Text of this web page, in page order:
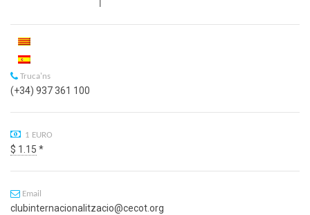
Truca'ns
(+34) 937 361 100
1 EURO
$ 1.15 *
Email
clubinternacionalitzacio@cecot.org